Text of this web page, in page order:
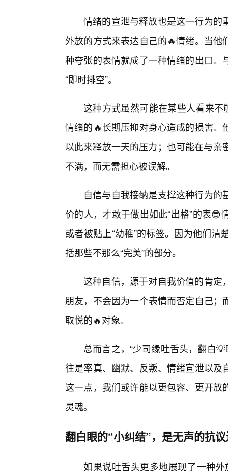
情绪的宣泄与释放也是这一行为的
外放的方式来表达自己的🔥情绪。当
种夸张的表情就成了一种情绪的出口
“即时排空”。
这种方式虽然可能在某些人看来不
情绪的🔥长期压抑对身心造成的损害
以此来释放一天的压力；也可能在与
不满，而无需担心被误解。
自信与自我接纳是支撑这种行为
价的人，才敢于做出如此“出格”的表
或者被贴上“幼稚”的标签。因为他们
括那些不那么“完美”的部分。
这种自信，源于对自我价值的肯定
朋友，不会因为一个表情而否定自己
取悦的🔥对象。
总而言之，“少司缘吐舌头，翻白
往是率真、幽默、反叛、情绪宣泄以
这一点，我们或许能以更包容、更开
灵魂。
翻白眼的“小纠结”，是无声的抗
如果说吐舌头更多地展现了一种